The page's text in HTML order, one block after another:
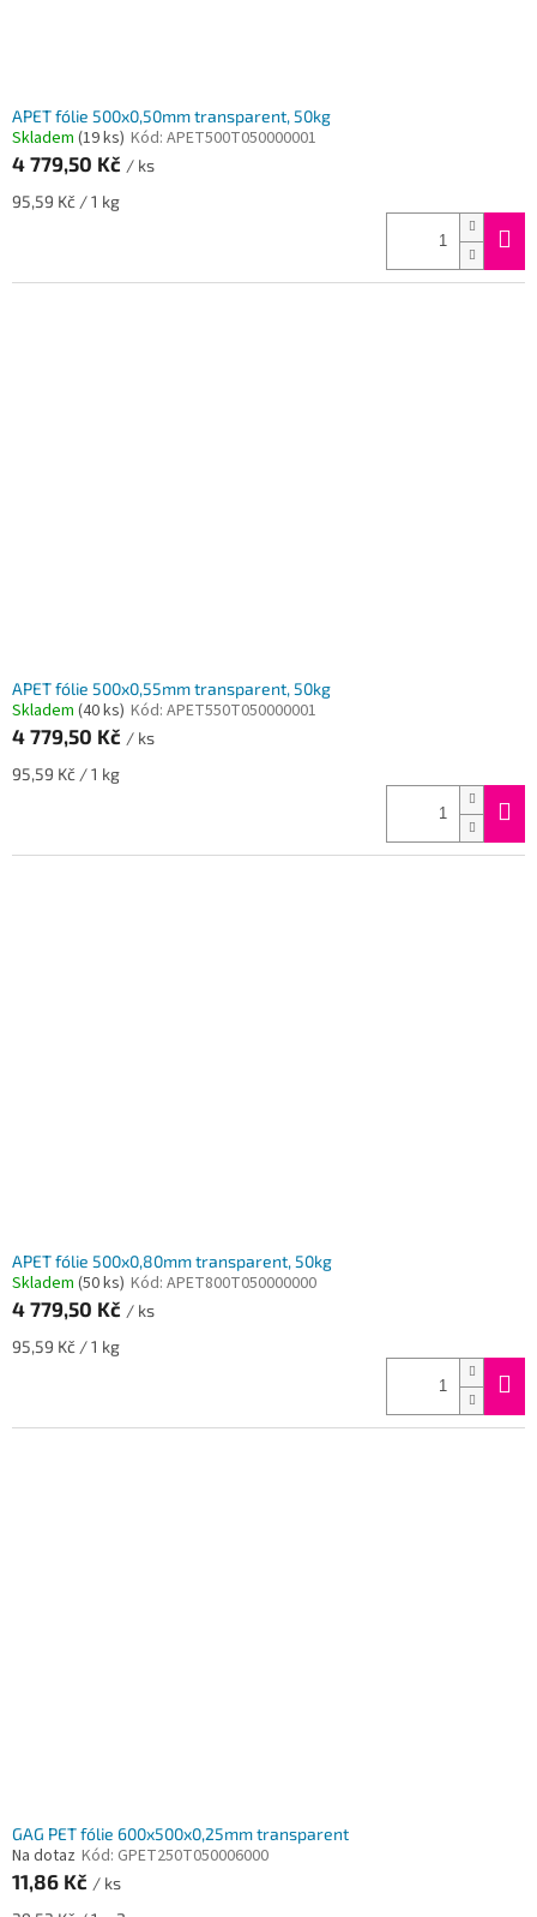
APET fólie 500x0,50mm transparent, 50kg
Skladem (19 ks) Kód: APET500T050000001
4 779,50 Kč / ks
Měrná
95,59 Kč / 1 kg
APET fólie 500x0,55mm transparent, 50kg
Skladem (40 ks) Kód: APET550T050000001
4 779,50 Kč / ks
Měrná
95,59 Kč / 1 kg
APET fólie 500x0,80mm transparent, 50kg
Skladem (50 ks) Kód: APET800T050000000
4 779,50 Kč / ks
Měrná
95,59 Kč / 1 kg
GAG PET fólie 600x500x0,25mm transparent
Na dotaz Kód: GPET250T050006000
11,86 Kč / ks